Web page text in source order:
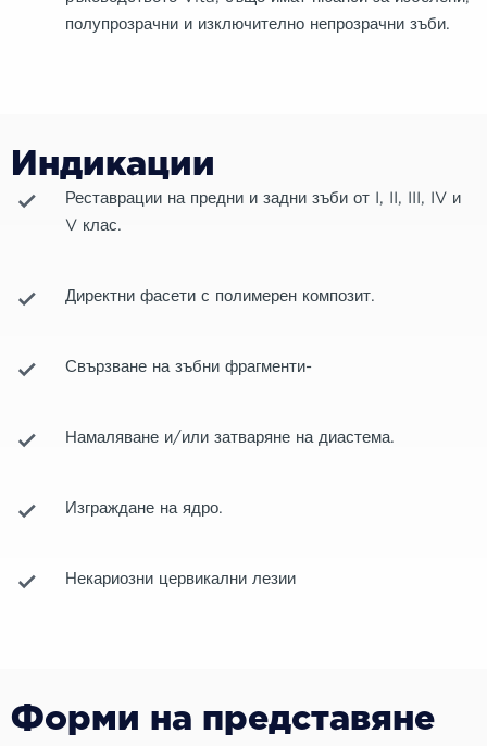
полупрозрачни и изключително непрозрачни зъби.
Индикации
Реставрации на предни и задни зъби от I, II, III, IV и
V клас.
Директни фасети с полимерен композит.
Свързване на зъбни фрагменти-
Намаляване и/или затваряне на диастема.
Изграждане на ядро.
Некариозни цервикални лезии
Форми на представяне